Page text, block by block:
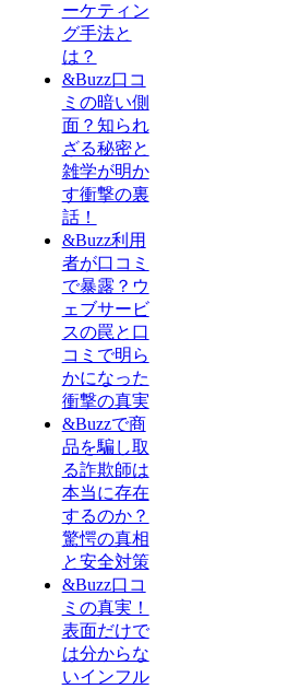
ーケティン
グ手法と
は？
&Buzz口コ
ミの暗い側
面？知られ
ざる秘密と
雑学が明か
す衝撃の裏
話！
&Buzz利用
者が口コミ
で暴露？ウ
ェブサービ
スの罠と口
コミで明ら
かになった
衝撃の真実
&Buzzで商
品を騙し取
る詐欺師は
本当に存在
するのか？
驚愕の真相
と安全対策
&Buzz口コ
ミの真実！
表面だけで
は分からな
いインフル